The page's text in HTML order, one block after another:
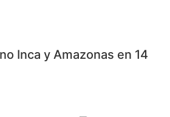
Inca y Amazonas en 14